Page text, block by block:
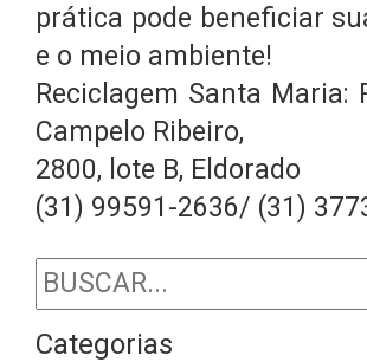
prática pode beneficiar
e o meio ambiente!
Reciclagem Santa Maria:
Campelo Ribeiro,
2800, lote B, Eldorado
(31) 99591-2636/ (31)
Categorias